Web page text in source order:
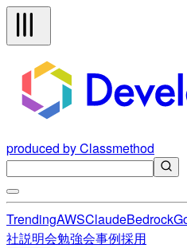
produced by Classmethod
TrendingAWSClaudeBedrock
社説明会勉強会事例採用